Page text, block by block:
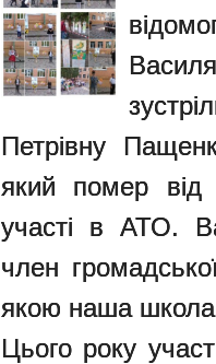
Петрівну
який помер від
участі в АТО.
член
якою наша школа
Цього року